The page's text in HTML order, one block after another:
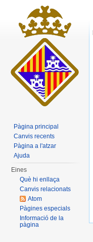
Pàgina principal
Canvis recents
Pàgina a l'atzar
Ajuda
Eines
Què hi enllaça
Canvis relacionats
Atom
Pàgines especials
Informació de la
pàgina